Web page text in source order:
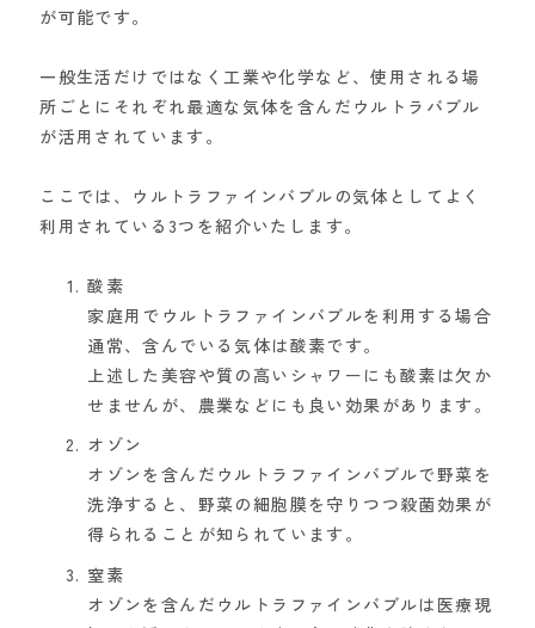
が可能です。
一般生活だけではなく工業や化学など、使用される場
所ごとにそれぞれ最適な気体を含んだウルトラバブル
が活用されています。
ここでは、ウルトラファインバブルの気体としてよく
利用されている3つを紹介いたします。
酸素
家庭用でウルトラファインバブルを利用する場合
通常、含んでいる気体は酸素です。
上述した美容や質の高いシャワーにも酸素は欠か
せませんが、農業などにも良い効果があります。
オゾン
オゾンを含んだウルトラファインバブルで野菜を
洗浄すると、野菜の細胞膜を守りつつ殺菌効果が
得られることが知られています。
窒素
オゾンを含んだウルトラファインバブルは医療現